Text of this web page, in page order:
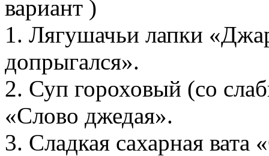
вариант )
1. Лягушачьи лапки
допрыгался».
2. Суп гороховый (со
«Слово джедая».
3. Сладкая сахарная вата